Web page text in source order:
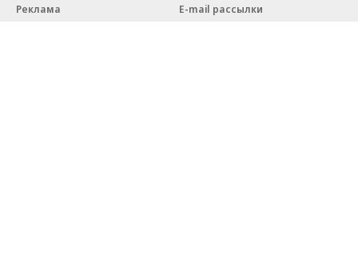
Реклама
E-mail рассылки